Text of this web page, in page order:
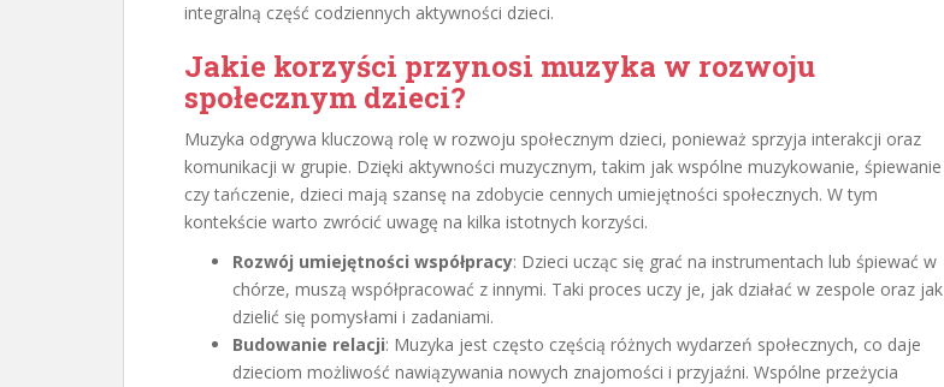
integralną część codziennych aktywności dzieci.
Jakie korzyści przynosi muzyka w rozwoju
społecznym dzieci?
Muzyka odgrywa kluczową rolę w rozwoju społecznym dzieci, ponieważ sprzyja interakcji oraz
komunikacji w grupie. Dzięki aktywności muzycznym, takim jak wspólne muzykowanie, śpiewanie
czy tańczenie, dzieci mają szansę na zdobycie cennych umiejętności społecznych. W tym
kontekście warto zwrócić uwagę na kilka istotnych korzyści.
Rozwój umiejętności współpracy: Dzieci ucząc się grać na instrumentach lub śpiewać w
chórze, muszą współpracować z innymi. Taki proces uczy je, jak działać w zespole oraz jak
dzielić się pomysłami i zadaniami.
Budowanie relacji: Muzyka jest często częścią różnych wydarzeń społecznych, co daje
dzieciom możliwość nawiązywania nowych znajomości i przyjaźni. Wspólne przeżycia